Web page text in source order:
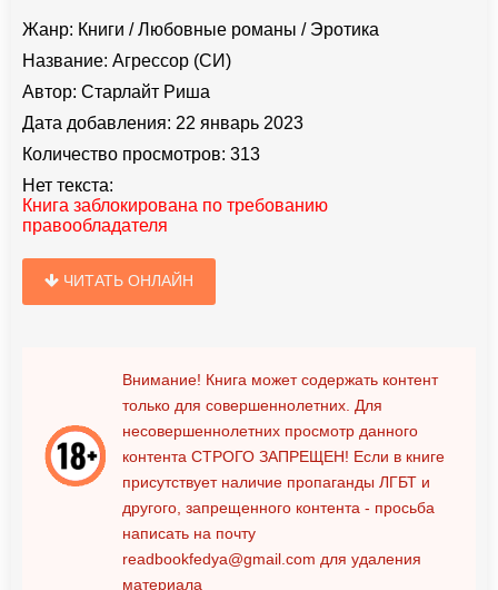
Жанр: Книги /Любовные романы / Эротика
Название: Агрессор (СИ)
Автор: Старлайт Риша
Дата добавления: 22 январь 2023
Количество просмотров: 313
Нет текста:
Книга заблокирована по требованию
правообладателя
ЧИТАТЬ ОНЛАЙН
Внимание! Книга может содержать контент
только для совершеннолетних. Для
несовершеннолетних просмотр данного
контента СТРОГО ЗАПРЕЩЕН! Если в книге
присутствует наличие пропаганды ЛГБТ и
другого, запрещенного контента - просьба
написать на почту
readbookfedya@gmail.com для удаления
материала